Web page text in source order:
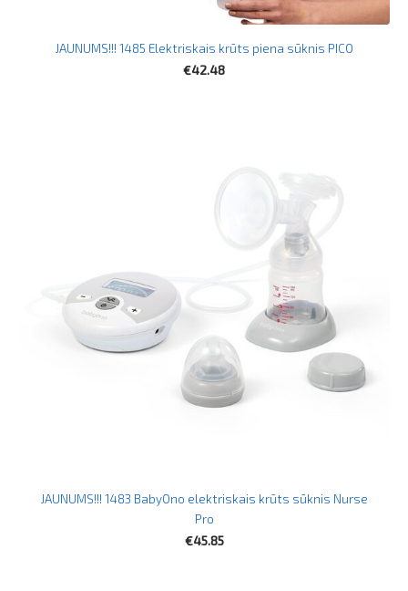
JAUNUMS!!! 1485 Elektriskais krūts piena sūknis PICO
€42.48
JAUNUMS!!! 1483 BabyOno elektriskais krūts sūknis Nurse
Pro
€45.85